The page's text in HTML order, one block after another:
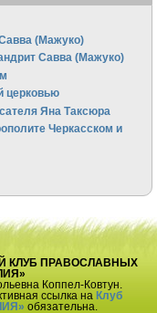
(Мажуко)
Савва (Мажуко)
церковью
Яна Таксюра
Черкасском и
КЛУБ ПРАВОСЛАВНЫХ
Коппел-Ковтун.
ссылка на Клуб
обязательна.